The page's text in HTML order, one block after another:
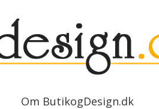
Om ButikogDesign.dk